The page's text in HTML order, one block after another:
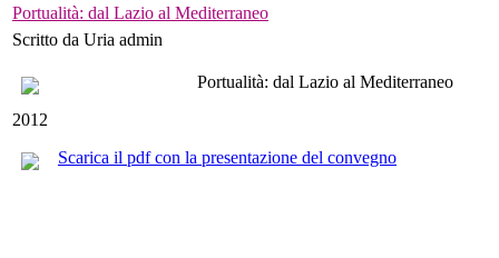
Portualità: dal Lazio al Mediterraneo
Scritto da Uria admin
Portualità: dal Lazio al Mediterraneo
2012
Scarica il pdf con la presentazione del convegno